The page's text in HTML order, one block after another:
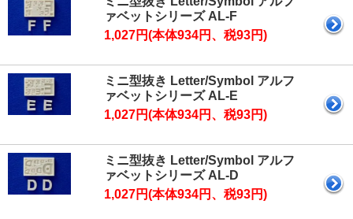
ァベットシリーズ AL-F
1,027円(本体934円、税93円)
ミニ型抜き Letter/Symbol アルフ
ァベットシリーズ AL-E
1,027円(本体934円、税93円)
ミニ型抜き Letter/Symbol アルフ
ァベットシリーズ AL-D
1,027円(本体934円、税93円)